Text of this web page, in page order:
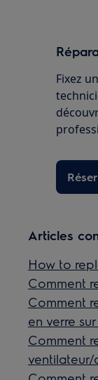
Fixez
Articles
How to
Comment
Comment
en verre
Comment
ventilateur/